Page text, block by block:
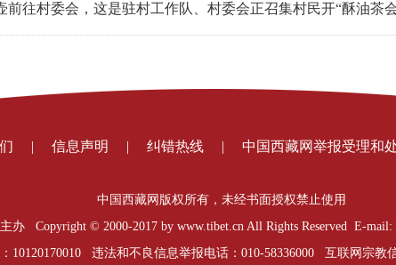
往村委会，这是驻村工作队、村委会正召集村民开“酥油茶会
| 信息声明 | 纠错热线 | 中国西藏网举报受理和
中国西藏网版权所有，未经书面授权禁止使用
办 Copyright © 2000-2017 by www.tibet.cn All Rights Reserved E-mail:
10120170010 违法和不良信息举报电话：010-58336000 互联网宗教